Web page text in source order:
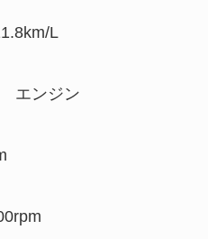
L
エンジン